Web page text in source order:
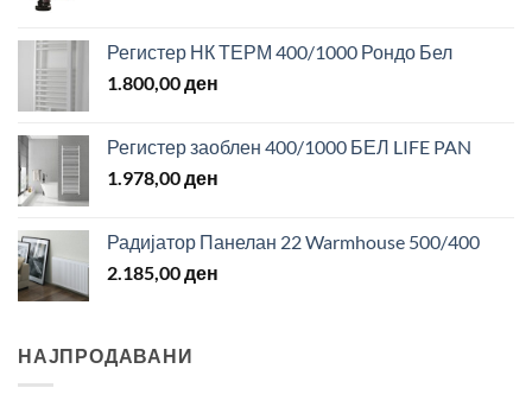
Регистер НК ТЕРМ 400/1000 Рондо Бел
1.800,00ден
Регистер заоблен 400/1000 БЕЛ LIFE PAN
1.978,00ден
Радијатор Панелан 22 Warmhouse 500/400
2.185,00ден
НАЈПРОДАВАНИ